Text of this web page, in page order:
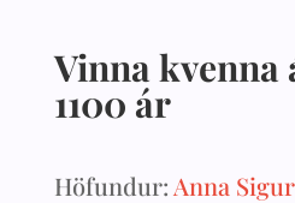
Vinna kvenna
1100 ár
Höfundur: Anna